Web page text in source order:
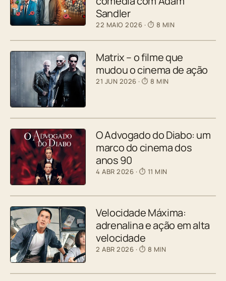
Sandler
22 MAIO 2026 · ⏱ 8 MIN
Matrix – o filme que
mudou o cinema de ação
21 JUN 2026 · ⏱ 8 MIN
O Advogado do Diabo: um
marco do cinema dos
anos 90
4 ABR 2026 · ⏱ 11 MIN
Velocidade Máxima:
adrenalina e ação em alta
velocidade
2 ABR 2026 · ⏱ 8 MIN